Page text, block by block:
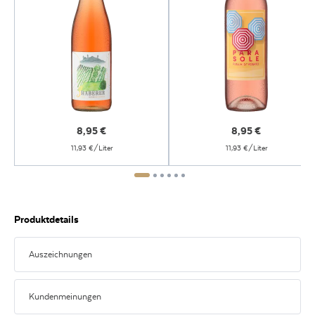
8,95€
11,93 €/Liter
8,95€
11,93 €/Liter
Produktdetails
Auszeichnungen
Kundenmeinungen